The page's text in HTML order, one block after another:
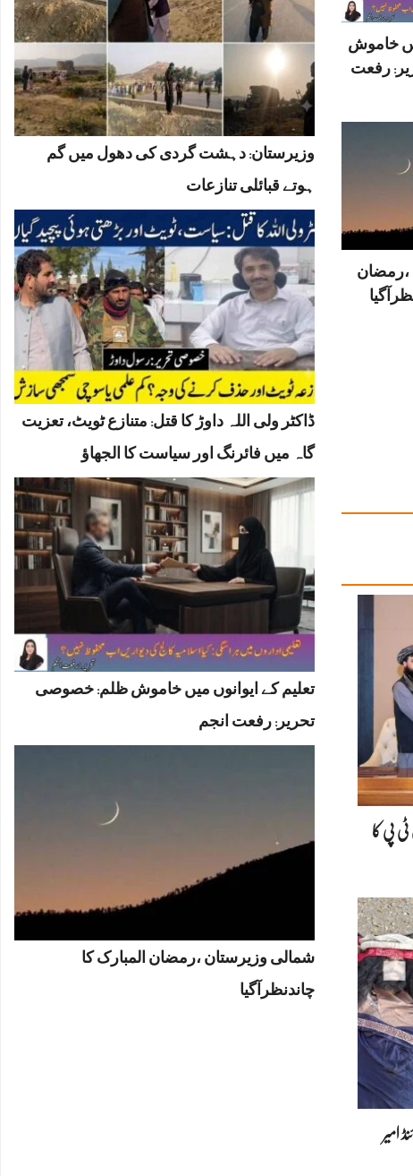
خاموش
رفعت
،رمضان
پی کا
امیر
وزیرستان: دہشت گردی کی دھول میں گم
ہوتے قبائلی تنازعات
ڈاکٹر ولی اللہ داوڑ کا قتل: متنازع ٹویٹ، تعزیت
گاہ میں فائرنگ اور سیاست کا الجھاؤ
تعلیم کے ایوانوں میں خاموش ظلم: خصوصی
تحریر: رفعت انجم
شمالی وزیرستان ،رمضان المبارک کا
چاندنظرآگیا